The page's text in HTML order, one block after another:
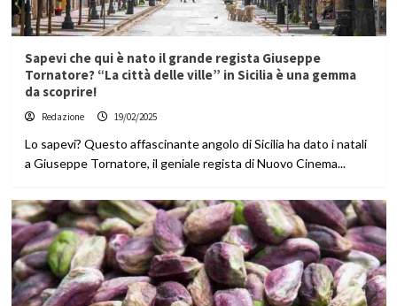
Sapevi che qui è nato il grande regista Giuseppe
Tornatore? “La città delle ville” in Sicilia è una gemma
da scoprire!
Redazione 19/02/2025
Lo sapevi? Questo affascinante angolo di Sicilia ha dato i natali
a Giuseppe Tornatore, il geniale regista di Nuovo Cinema...